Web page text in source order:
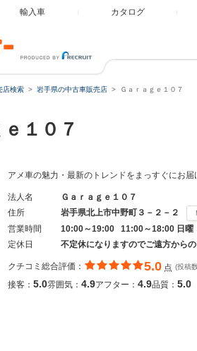
輸入車 カタログ
店検索 岩手県の中古車販売店 Ｇａｒａｇｅ１０７
ｅ１０７
アメ車の魅力・最新のトレンドをまっすぐにお届
法人名
Ｇａｒａｇｅ１０７
住所
岩手県北上市中野町３－２－２
営業時間
10:00～19:00 11:00～18:00 日曜
定休日
不定休になりますのでご遠方から
クチコミ総合評価： 5.0 点 (投稿
接客： 5.0雰囲気： 4.9アフター： 4.9品質： 5.0